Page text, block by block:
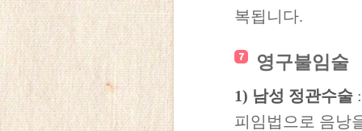
복됩니다.
영구불임술
1) 남성 정관수술
피임법으로 음낭